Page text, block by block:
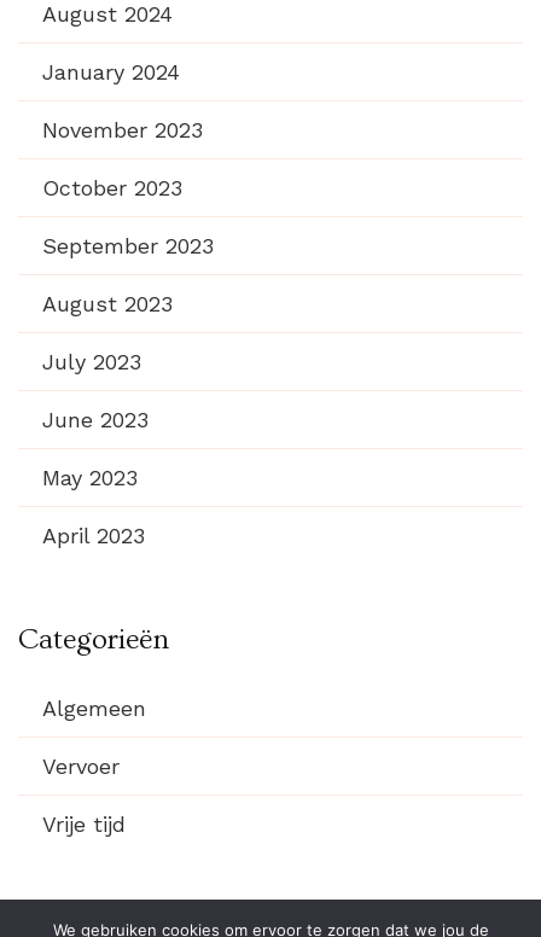
August 2024
January 2024
November 2023
October 2023
September 2023
August 2023
July 2023
June 2023
May 2023
April 2023
Categorieën
Algemeen
Vervoer
Vrije tijd
We gebruiken cookies om ervoor te zorgen dat we jou de